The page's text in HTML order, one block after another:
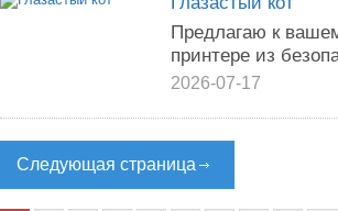
Предлагаю к
принтере из
2026-07-17
Следующая страница